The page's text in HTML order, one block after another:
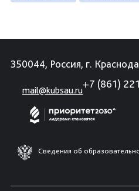
350044, Россия, г.
mail@kubsau.ru
+7 (861)
Сведения об